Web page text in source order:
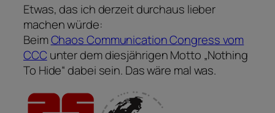
Etwas, das ich derzeit durchaus lieber
machen würde:
BeimChaos Communication Congress vom
CCC unter dem diesjährigen Motto „Nothing
To Hide“ dabei sein. Das wäre mal was.